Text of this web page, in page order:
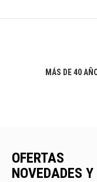
MÁS DE 40
OFERTAS
NOVEDADES